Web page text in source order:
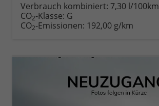
Verbrauch kombiniert: 7,30 l/100km
CO2-Klasse: G
CO2-Emissionen: 192,00 g/km